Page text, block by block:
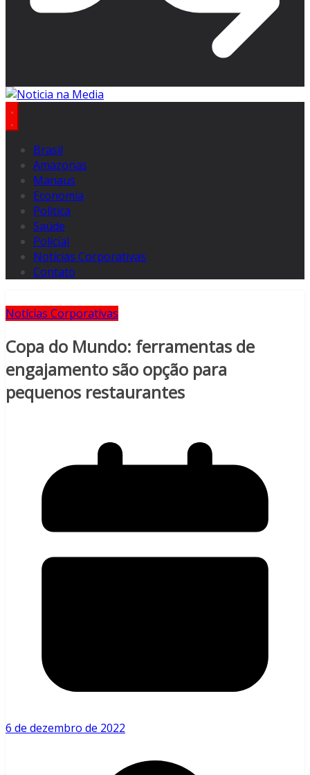
Brasil
Amazonas
Manaus
Economia
Politica
Saúde
Policial
Notícias Corporativas
Contato
Notícias Corporativas
Copa do Mundo: ferramentas de
engajamento são opção para
pequenos restaurantes
6 de dezembro de 2022